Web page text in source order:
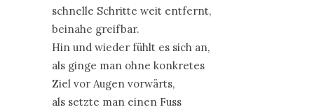
schnelle Schritte weit entfernt,
beinahe greifbar.
Hin und wieder fühlt es sich an,
als ginge man ohne konkretes
Ziel vor Augen vorwärts,
als setzte man einen Fuss